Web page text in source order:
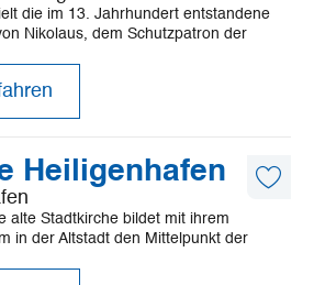
die im 13. Jahrhundert entstandene
Nikolaus, dem Schutzpatron der
Heiligenhafen
alte Stadtkirche bildet mit ihrem
in der Altstadt den Mittelpunkt der